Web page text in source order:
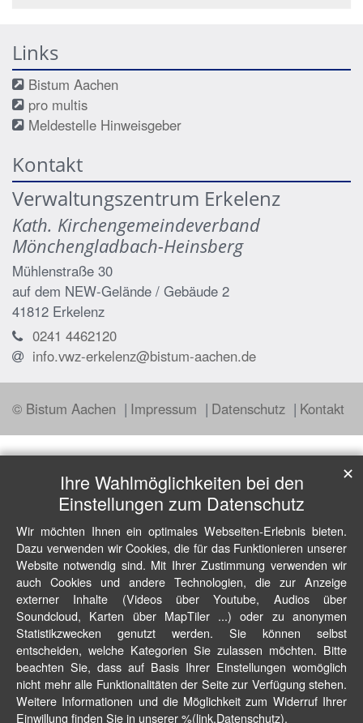
Links
Bistum Aachen
pro multis
Meldestelle Hinweisgeber
Kontakt
Verwaltungszentrum Erkelenz
Kath. Kirchengemeindeverband
Mönchengladbach-Heinsberg
Mühlenstraße 30
auf dem NEW-Gelände / Gebäude 2
41812 Erkelenz
0241 4462120
info.vwz-erkelenz@bistum-aachen.de
© Bistum Aachen Impressum Datenschutz Kontakt
Ihre Wahlmöglichkeiten bei den
Einstellungen zum Datenschutz
Wir möchten Ihnen ein optimales Webseiten-Erlebnis bieten.
Dazu verwenden wir Cookies, die für das Funktionieren unserer
Website notwendig sind. Mit Ihrer Zustimmung verwenden wir
auch Cookies und andere Technologien, die zur Anzeige
externer Inhalte (Videos über Youtube, Audios über
Soundcloud, Karten über MapTiler ...) oder zu anonymen
Statistikzwecken genutzt werden. Sie können selbst
entscheiden, welche Kategorien Sie zulassen möchten. Bitte
beachten Sie, dass auf Basis Ihrer Einstellungen womöglich
nicht mehr alle Funktionalitäten der Seite zur Verfügung stehen.
Weitere Informationen und die Möglichkeit zum Widerruf Ihrer
Einwillung finden Sie in unserer %(link.Datenschutz).
✕